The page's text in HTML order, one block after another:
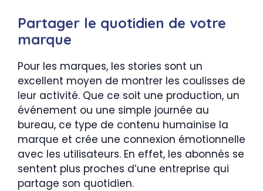
Partager le quotidien de votre
marque
Pour les marques, les stories sont un
excellent moyen de montrer les coulisses de
leur activité. Que ce soit une production, un
événement ou une simple journée au
bureau, ce type de contenu humainise la
marque et crée une connexion émotionnelle
avec les utilisateurs. En effet, les abonnés se
sentent plus proches d’une entreprise qui
partage son quotidien.